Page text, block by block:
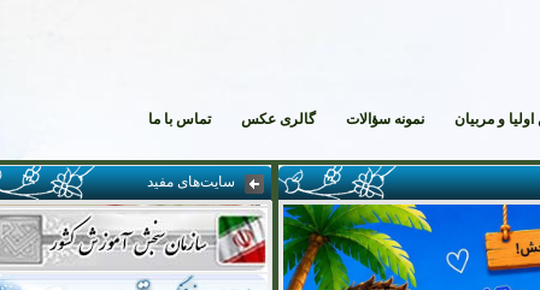
و مربیان نمونه سؤالات گالری عکس تماس با ما
سایت‌‌های مفید